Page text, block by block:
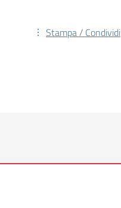
Stampa / Condividi